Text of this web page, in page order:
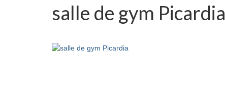
salle de gym Picardia